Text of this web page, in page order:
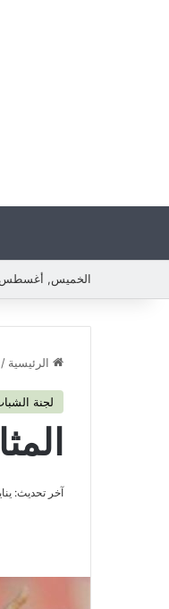
الخميس, أغسطس 6 2026
الرئيسية /
لجنة
آخر تحديث: يناير 16,